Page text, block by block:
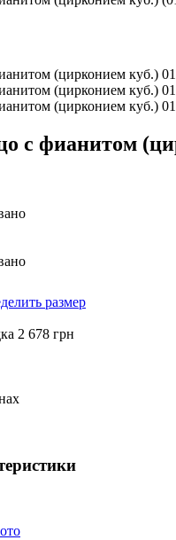
с фианитом
размер
2 678 грн